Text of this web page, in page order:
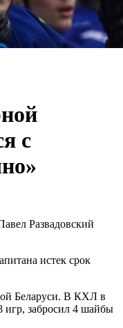
с
Развадовский
истек срок
Беларуси. В КХЛ в
игр, забросил 4 шайбы